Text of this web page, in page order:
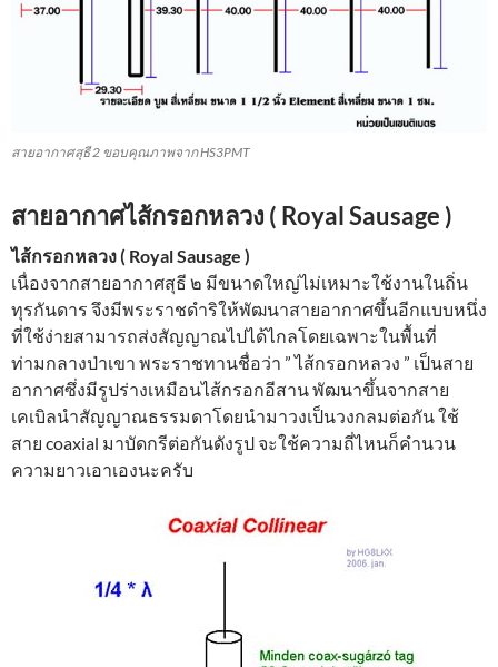
สายอากาศสุธี 2 ขอบคุณภาพจาก HS3PMT
สายอากาศไส้กรอกหลวง ( Royal Sausage )
ไส้กรอกหลวง ( Royal Sausage )
เนื่องจากสายอากาศสุธี ๒ มีขนาดใหญ่ไม่เหมาะใช้งานในถิ่น
ทุรกันดาร จึงมีพระราชดำริให้พัฒนาสายอากาศขึ้นอีกแบ­บหนึ่ง
ที่ใช้ง่ายสามารถส่งสัญญาณไปได้ไกลโดยเฉพา­ะในพื้นที่
ท่ามกลางป่าเขา พระราชทานชื่อว่า ” ไส้กรอกหลวง ” เป็นสาย
อากาศซึ่งมีรูปร่างเหมือนไส้กรอกอี­สาน พัฒนาขึ้นจากสาย
เคเบิลนำสัญญาณธรรมดาโดยนำ­มาวงเป็นวงกลมต่อกัน ใช้
สาย coaxial มาบัดกรีต่อกันดังรูป จะใช้ความถี่ไหนก็คำนวน
ความยาวเอาเองนะครับ